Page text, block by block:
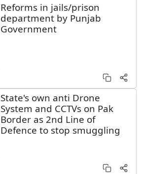
Reforms in jails/prison
department by Punjab
Government
State's own anti Drone
System and CCTVs on Pak
Border as 2nd Line of
Defence to stop smuggling